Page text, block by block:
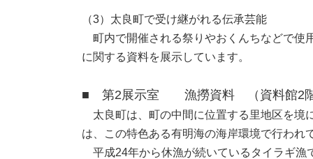
（3）太良町で受け継がれる伝承芸能
町内で開催される祭りやおくんちなどで使
に関する資料を展示しています。
■ 第2展示室 漁撈資料 （資料館2
太良町は、町の中間に位置する里地区を境
は、この特色ある有明海の海岸環境で行われ
平成24年から休漁が続いているタイラギ漁